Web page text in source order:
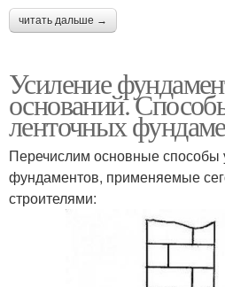
читать дальше →
Усиление
оснований.
ленточных
Перечислим основные способы
фундаментов, применяемые
строителями: